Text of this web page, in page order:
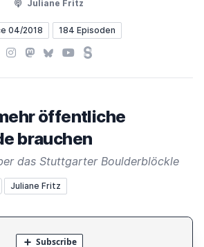
Juliane Fritz
04/2018 184 Episoden
Instagram
Mastodon
BlueskyYouTubeSteady
öffentliche
brauchen
das Stuttgarter Boulderblöckle
Juliane Fritz